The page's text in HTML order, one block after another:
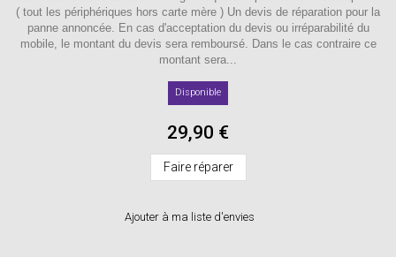
( tout les périphériques hors carte mère ) Un devis de réparation pour la
panne annoncée. En cas d'acceptation du devis ou irréparabilité du
mobile, le montant du devis sera remboursé. Dans le cas contraire ce
montant sera...
Disponible
29,90 €
Faire réparer
Ajouter à ma liste d'envies